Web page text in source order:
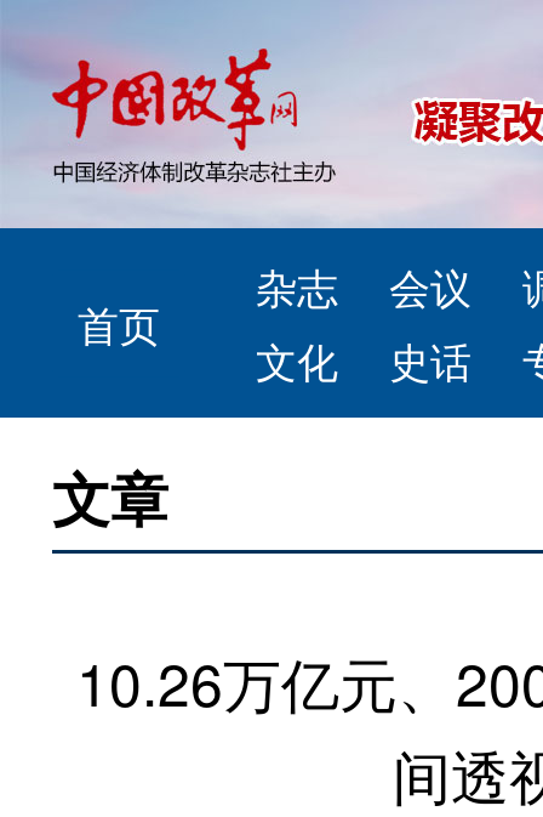
首页
杂志 会议
文化
史话
文章
10.26万亿元、
间透